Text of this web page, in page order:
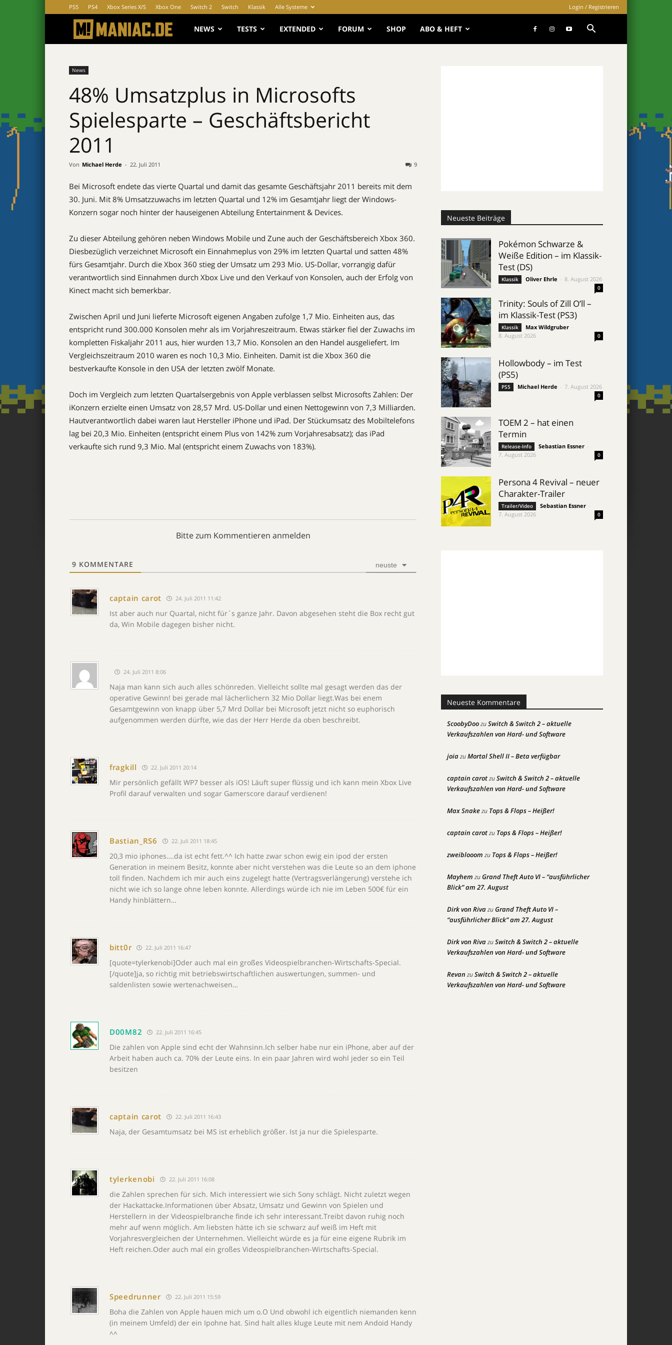
PS5 PS4 Xbox Series X/S Xbox One Switch 2 Switch Klassik Alle Systeme Login / Registrieren
MANIAC.de
NEWS TESTS EXTENDED FORUM SHOP ABO & HEFT
News
48% Umsatzplus in Microsofts
Spielesparte – Geschäftsbericht
2011
Von Michael Herde - 22. Juli 2011 9
Bei Microsoft endete das vierte Quartal und damit das gesamte Geschäftsjahr 2011 bereits mit dem
30. Juni. Mit 8% Umsatzzuwachs im letzten Quartal und 12% im Gesamtjahr liegt der Windows-
Konzern sogar noch hinter der hauseigenen Abteilung Entertainment & Devices.
Zu dieser Abteilung gehören neben Windows Mobile und Zune auch der Geschäftsbereich Xbox 360.
Diesbezüglich verzeichnet Microsoft ein Einnahmeplus von 29% im letzten Quartal und satten 48%
fürs Gesamtjahr. Durch die Xbox 360 stieg der Umsatz um 293 Mio. US-Dollar, vorrangig dafür
verantwortlich sind Einnahmen durch Xbox Live und den Verkauf von Konsolen, auch der Erfolg von
Kinect macht sich bemerkbar.
Zwischen April und Juni lieferte Microsoft eigenen Angaben zufolge 1,7 Mio. Einheiten aus, das
entspricht rund 300.000 Konsolen mehr als im Vorjahreszeitraum. Etwas stärker fiel der Zuwachs im
kompletten Fiskaljahr 2011 aus, hier wurden 13,7 Mio. Konsolen an den Handel ausgeliefert. Im
Vergleichszeitraum 2010 waren es noch 10,3 Mio. Einheiten. Damit ist die Xbox 360 die
bestverkaufte Konsole in den USA der letzten zwölf Monate.
Doch im Vergleich zum letzten Quartalsergebnis von Apple verblassen selbst Microsofts Zahlen: Der
iKonzern erzielte einen Umsatz von 28,57 Mrd. US-Dollar und einen Nettogewinn von 7,3 Milliarden.
Hautverantwortlich dabei waren laut Hersteller iPhone und iPad. Der Stückumsatz des Mobiltelefons
lag bei 20,3 Mio. Einheiten (entspricht einem Plus von 142% zum Vorjahresabsatz); das iPad
verkaufte sich rund 9,3 Mio. Mal (entspricht einem Zuwachs von 183%).
Bitte zum Kommentieren anmelden
9 KOMMENTARE neuste
captain carot 24. Juli 2011 11:42
Ist aber auch nur Quartal, nicht für´s ganze Jahr. Davon abgesehen steht die Box recht gut
da, Win Mobile dagegen bisher nicht.
24. Juli 2011 8:06
Naja man kann sich auch alles schönreden. Vielleicht sollte mal gesagt werden das der
operative Gewinn! bei gerade mal lächerlichern 32 Mio Dollar liegt.Was bei enem
Gesamtgewinn von knapp über 5,7 Mrd Dollar bei Microsoft jetzt nicht so euphorisch
aufgenommen werden dürfte, wie das der Herr Herde da oben beschreibt.
fragkill 22. Juli 2011 20:14
Mir persönlich gefällt WP7 besser als iOS! Läuft super flüssig und ich kann mein Xbox Live
Profil darauf verwalten und sogar Gamerscore darauf verdienen!
Bastian_RS6 22. Juli 2011 18:45
20,3 mio iphones….da ist echt fett.^^ Ich hatte zwar schon ewig ein ipod der ersten
Generation in meinem Besitz, konnte aber nicht verstehen was die Leute so an dem iphone
toll finden. Nachdem ich mir auch eins zugelegt hatte (Vertragsverlängerung) verstehe ich
nicht wie ich so lange ohne leben konnte. Allerdings würde ich nie im Leben 500€ für ein
Handy hinblättern…
bitt0r 22. Juli 2011 16:47
[quote=tylerkenobi]Oder auch mal ein großes Videospielbranchen-Wirtschafts-Special.
[/quote]ja, so richtig mit betriebswirtschaftlichen auswertungen, summen- und
saldenlisten sowie wertenachweisen…
D00M82 22. Juli 2011 16:45
Die zahlen von Apple sind echt der Wahnsinn.Ich selber habe nur ein iPhone, aber auf der
Arbeit haben auch ca. 70% der Leute eins. In ein paar Jahren wird wohl jeder so ein Teil
besitzen
captain carot 22. Juli 2011 16:43
Naja, der Gesamtumsatz bei MS ist erheblich größer. Ist ja nur die Spielesparte.
tylerkenobi 22. Juli 2011 16:08
die Zahlen sprechen für sich. Mich interessiert wie sich Sony schlägt. Nicht zuletzt wegen
der Hackattacke.Informationen über Absatz, Umsatz und Gewinn von Spielen und
Herstellern in der Videospielbranche finde ich sehr interessant.Treibt davon ruhig noch
mehr auf wenn möglich. Am liebsten hätte ich sie schwarz auf weiß im Heft mit
Vorjahresvergleichen der Unternehmen. Vielleicht würde es ja für eine eigene Rubrik im
Heft reichen.Oder auch mal ein großes Videospielbranchen-Wirtschafts-Special.
Speedrunner 22. Juli 2011 15:59
Boha die Zahlen von Apple hauen mich um o.O Und obwohl ich eigentlich niemanden kenn
(in meinem Umfeld) der ein Ipohne hat. Sind halt alles kluge Leute mit nem Andoid Handy
^^
Neueste Beiträge
Pokémon Schwarze &
Weiße Edition – im Klassik-
Test (DS)
Klassik Oliver Ehrle 8. August 2026
0
Trinity: Souls of Zill O’ll –
im Klassik-Test (PS3)
Klassik Max Wildgruber
8. August 2026
0
Hollowbody – im Test
(PS5)
PS5 Michael Herde 7. August 2026
0
TOEM 2 – hat einen
Termin
Release-Info Sebastian Essner
7. August 2026
0
Persona 4 Revival – neuer
Charakter-Trailer
Trailer/Video Sebastian Essner
7. August 2026
0
Neueste Kommentare
ScoobyDoozuSwitch & Switch 2 – aktuelle
Verkaufszahlen von Hard- und Software
joiazuMortal Shell II – Beta verfügbar
captain carotzuSwitch & Switch 2 – aktuelle
Verkaufszahlen von Hard- und Software
Max Snakezu Tops & Flops – Heißer!
captain carotzu Tops & Flops – Heißer!
zweiblooom zu Tops & Flops – Heißer!
Mayhem zuGrand Theft Auto VI – “ausführlicher
Blick” am 27. August
Dirk von RivazuGrand Theft Auto VI –
“ausführlicher Blick” am 27. August
Dirk von RivazuSwitch & Switch 2 – aktuelle
Verkaufszahlen von Hard- und Software
Revan zuSwitch & Switch 2 – aktuelle
Verkaufszahlen von Hard- und Software